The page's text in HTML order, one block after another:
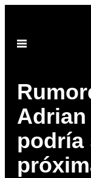
contenido
Abrir
Adrian
podría